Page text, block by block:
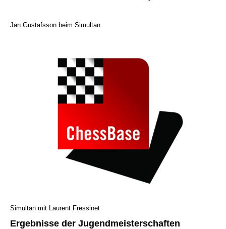
Jan Gustafsson beim Simultan
Simultan mit Laurent Fressinet
Ergebnisse der Jugendmeisterschaften